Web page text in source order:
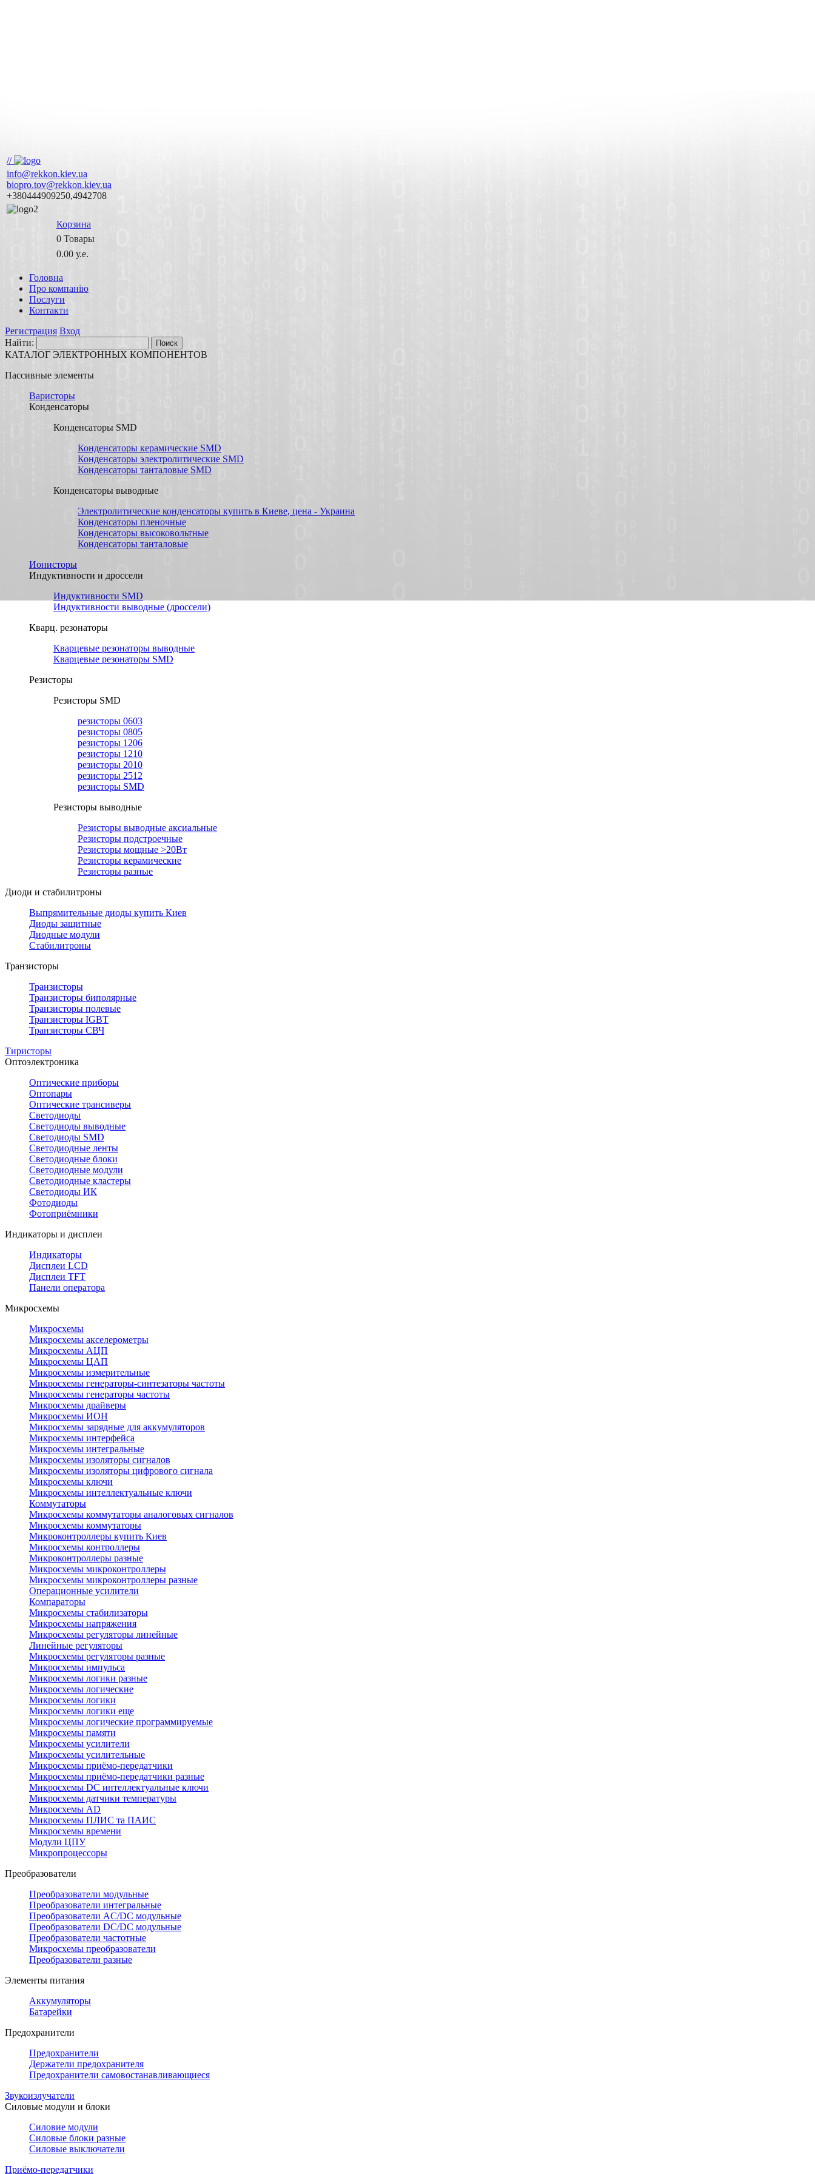
//
info@rekkon.kiev.ua
biopro.tov@rekkon.kiev.ua
+380444909250,4942708
Корзина
0 Товары
0.00 у.е.
Головна
Про компанію
Послуги
Контакти
Регистрация Вход
Найти:
КАТАЛОГ ЭЛЕКТРОННЫХ КОМПОНЕНТОВ
Паccивные элементы
Варисторы
Конденсаторы
Конденсаторы SMD
Конденсаторы керамические SMD
Конденсаторы электролитические SMD
Конденсаторы танталовые SMD
Конденсаторы выводные
Электролитические конденсаторы купить в Киеве, цена - Украина
Конденсаторы пленочные
Конденсаторы высоковольтные
Конденсаторы танталовые
Ионисторы
Индуктивности и дроссели
Индуктивности SMD
Индуктивности выводные (дросcели)
Кварц. резонаторы
Кварцевые резонаторы выводные
Кварцевые резонаторы SMD
Резисторы
Резисторы SMD
резисторы 0603
резисторы 0805
резисторы 1206
резисторы 1210
резисторы 2010
резисторы 2512
резисторы SMD
Резисторы выводные
Резисторы выводные аксиальные
Резисторы подстроечные
Резисторы мощные >20Вт
Резисторы керамические
Резисторы разные
Диоди и стабилитроны
Выпрямительные диоды купить Киев
Диоды защитные
Диодные модули
Стабилитроны
Транзисторы
Транзисторы
Транзисторы биполярные
Транзисторы полевые
Транзисторы IGBT
Транзисторы СВЧ
Тиристоры
Оптоэлектроника
Оптические приборы
Оптопары
Оптические трансиверы
Светодиоды
Светодиоды выводные
Светодиоды SMD
Светодиодные ленты
Светодиодные блоки
Светодиодные модули
Светодиодные кластеры
Светодиоды ИК
Фотодиоды
Фотоприёмники
Индикаторы и дисплеи
Индикаторы
Дисплеи LCD
Дисплеи TFT
Панели оператора
Микросхемы
Микросхемы
Микросхемы акселерометры
Микросхемы АЦП
Микросхемы ЦАП
Микросхемы измерительные
Микросхемы генераторы-синтезаторы частоты
Микросхемы генераторы частоты
Микросхемы драйверы
Микросхемы ИОН
Микросхемы зарядные для аккумуляторов
Микросхемы интерфейса
Микросхемы интегральные
Микросхемы изоляторы сигналов
Микросхемы изоляторы цифрового сигнала
Микросхемы ключи
Микросхемы интеллектуальные ключи
Коммутаторы
Микросхемы коммутаторы аналоговых сигналов
Микросхемы коммутаторы
Микроконтроллеры купить Киев
Микросхемы контроллеры
Микроконтроллеры разные
Микросхемы микроконтроллеры
Микросхемы микроконтроллеры разные
Операционные усилители
Компараторы
Микросхемы стабилизаторы
Микросхемы напряжения
Микросхемы регуляторы линейные
Линейные регуляторы
Микросхемы регуляторы разные
Микросхемы импульса
Микросхемы логики разные
Микросхемы логические
Микросхемы логики
Микросхемы логики еще
Микросхемы логические программируемые
Микросхемы памяти
Микросхемы усилители
Микросхемы усилительные
Микросхемы приёмо-передатчики
Микросхемы приёмо-передатчики разные
Микросхемы DC интеллектуальные ключи
Микросхемы датчики температуры
Микросхемы AD
Микросхемы ПЛИС та ПАИС
Микросхемы времени
Модули ЦПУ
Микропроцессоры
Преобразователи
Преобразователи модульные
Преобразователи интегральные
Преобразователи AC/DC модульные
Преобразователи DC/DC модульные
Преобразователи частотные
Микросхемы преобразователи
Преобразователи разные
Элементы питания
Аккумуляторы
Батарейки
Предохранители
Предохранители
Держатели предохранителя
Предохранители самовостанавливающиеся
Звукоизлучатели
Силовые модули и блоки
Силовие модули
Силовые блоки разные
Силовые выключатели
Приёмо-передатчики